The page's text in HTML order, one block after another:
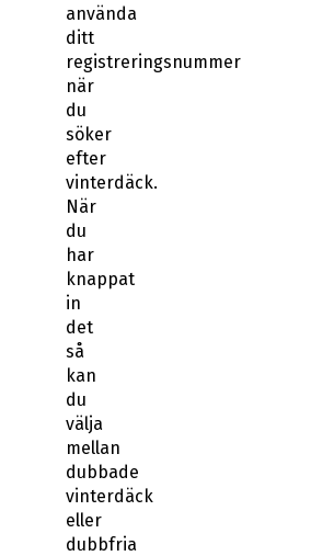
använda
ditt
registreringsnummer
när
du
söker
efter
vinterdäck.
När
du
har
knappat
in
det
så
kan
du
välja
mellan
dubbade
vinterdäck
eller
dubbfria